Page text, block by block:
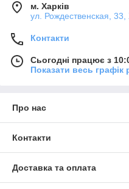
м. Харків
ул. Рождественская, 33,
Контакти
Сьогодні працює з
Показати весь графік
Про нас
Контакти
Доставка та оплата